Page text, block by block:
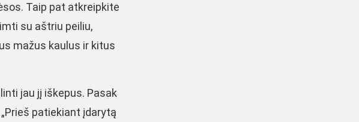
Taip pat atkreipkite
su aštriu peiliu,
mažus kaulus ir kitus
jau jį iškepus. Pasak
patiekiant įdarytą